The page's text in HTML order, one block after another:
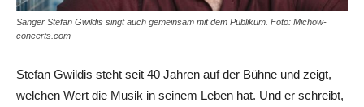
Sänger Stefan Gwildis singt auch gemeinsam mit dem Publikum. Foto: Michow-
concerts.com
Stefan Gwildis steht seit 40 Jahren auf der Bühne und zeigt,
welchen Wert die Musik in seinem Leben hat. Und er schreibt,